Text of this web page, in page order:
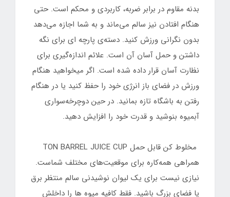
بدنه مقاوم در برابر ضربه، کاربردی و محکم است. حتی
هنگام افتادن نیز سالم می‌ماند و به شما اجازه می‌دهد
بدون نگرانی ورزش کنید. دسته‌ی پارچه ای برای نگه
داشتن و حمل آسان آن است. علائم اندازه‌گیری برای
نظارت آسان قرار داده شده است. اگر میخواهید هنگام
ورزش در فضای باز انرژی خود را حفظ کنید یا در هنگام
رفتن به باشگاه تازه بمانید. در حین دوچرخه‌سواری
آبمیوه بنوشید و قدرت خود را افزایش دهید.
مخلوط کن قابل حمل TON BARREL JUICE CUP
همراهی همه‌کاره برای موقعیت‌های مختلف شماست.
نیازی نیست برای یک لیوان نوشیدنی سالم منتظر برق
یا فضای بزرگ باشید. فقط کافیه میوه ها را داخلش